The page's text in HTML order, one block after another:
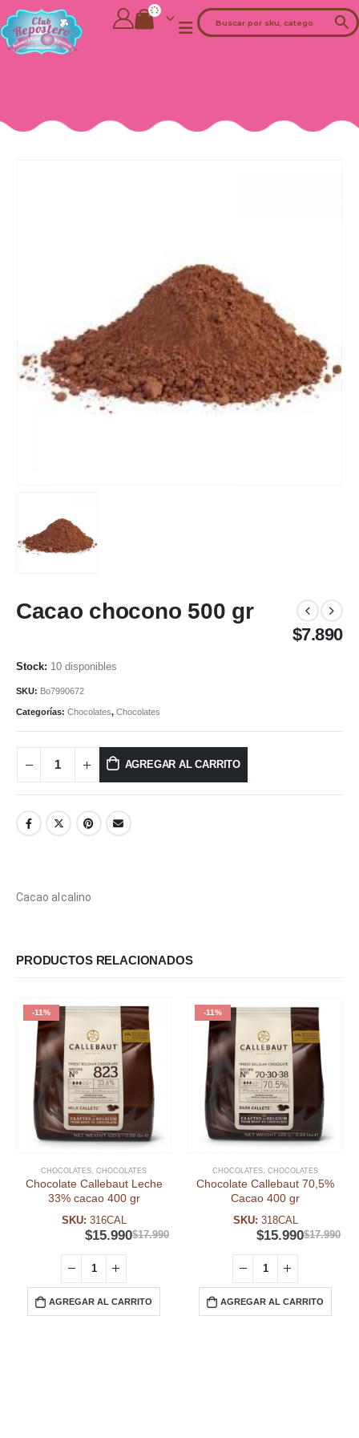
Cacao chocono 500 gr
$7.890
10 disponibles
SKU: Bo7990672
Categorías: Chocolates, Chocolates
AGREGAR AL CARRITO
Cacao alcalino
PRODUCTOS RELACIONADOS
-11%
CHOCOLATES, CHOCOLATES
Chocolate Callebaut Leche
33% cacao 400 gr
SKU: 316CAL
$17.990
$15.990
AGREGAR AL CARRITO
-11%
CHOCOLATES, CHOCOLATES
Chocolate Callebaut 70,5%
Cacao 400 gr
SKU: 318CAL
$17.990
$15.990
AGREGAR AL CARRITO